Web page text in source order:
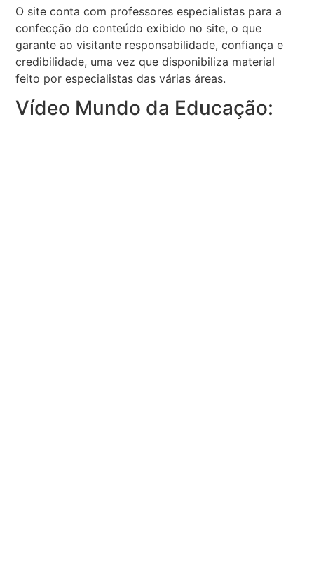
O site conta com professores especialistas para a
confecção do conteúdo exibido no site, o que
garante ao visitante responsabilidade, confiança e
credibilidade, uma vez que disponibiliza material
feito por especialistas das várias áreas.
Vídeo Mundo da Educação: